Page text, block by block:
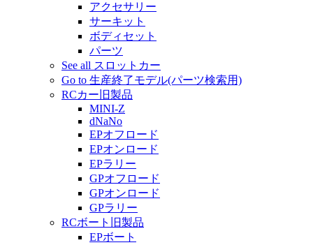
アクセサリー
サーキット
ボディセット
パーツ
See all スロットカー
Go to 生産終了モデル(パーツ検索用)
RCカー旧製品
MINI-Z
dNaNo
EPオフロード
EPオンロード
EPラリー
GPオフロード
GPオンロード
GPラリー
RCボート旧製品
EPボート